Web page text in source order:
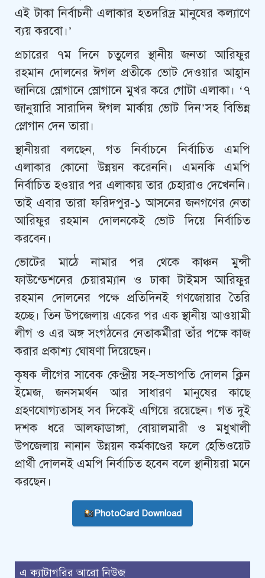
এই টাকা নির্বাচনী এলাকার হতদরিদ্র মানুষের কল্যাণে
ব্যয় করবো।’
প্রচারের ৭ম দিনে চতুলের স্থানীয় জনতা আরিফুর
রহমান দোলনের ঈগল প্রতীকে ভোট দেওয়ার আহ্বান
জানিয়ে স্লোগানে স্লোগানে মুখর করে গোটা এলাকা। ‘৭
জানুয়ারি সারাদিন ঈগল মার্কায় ভোট দিন’সহ বিভিন্ন
স্লোগান দেন তারা।
স্থানীয়রা বলছেন, গত নির্বাচনে নির্বাচিত এমপি
এলাকার কোনো উন্নয়ন করেননি। এমনকি এমপি
নির্বাচিত হওয়ার পর এলাকায় তার চেহারাও দেখেননি।
তাই এবার তারা ফরিদপুর-১ আসনের জনগণের নেতা
আরিফুর রহমান দোলনকেই ভোট দিয়ে নির্বাচিত
করবেন।
ভোটের মাঠে নামার পর থেকে কাঞ্চন মুন্সী
ফাউন্ডেশনের চেয়ারম্যান ও ঢাকা টাইমস আরিফুর
রহমান দোলনের পক্ষে প্রতিদিনই গণজোয়ার তৈরি
হচ্ছে। তিন উপজেলায় একের পর এক স্থানীয় আওয়ামী
লীগ ও এর অঙ্গ সংগঠনের নেতাকর্মীরা তাঁর পক্ষে কাজ
করার প্রকাশ্য ঘোষণা দিয়েছেন।
কৃষক লীগের সাবেক কেন্দ্রীয় সহ-সভাপতি দোলন ক্লিন
ইমেজ, জনসমর্থন আর সাধারণ মানুষের কাছে
গ্রহণযোগ্যতাসহ সব দিকেই এগিয়ে রয়েছেন। গত দুই
দশক ধরে আলফাডাঙ্গা, বোয়ালমারী ও মধুখালী
উপজেলায় নানান উন্নয়ন কর্মকাণ্ডের ফলে হেভিওয়েট
প্রার্থী দোলনই এমপি নির্বাচিত হবেন বলে স্থানীয়রা মনে
করছেন।
PhotoCard Download
এ ক্যাটাগরির আরো নিউজ